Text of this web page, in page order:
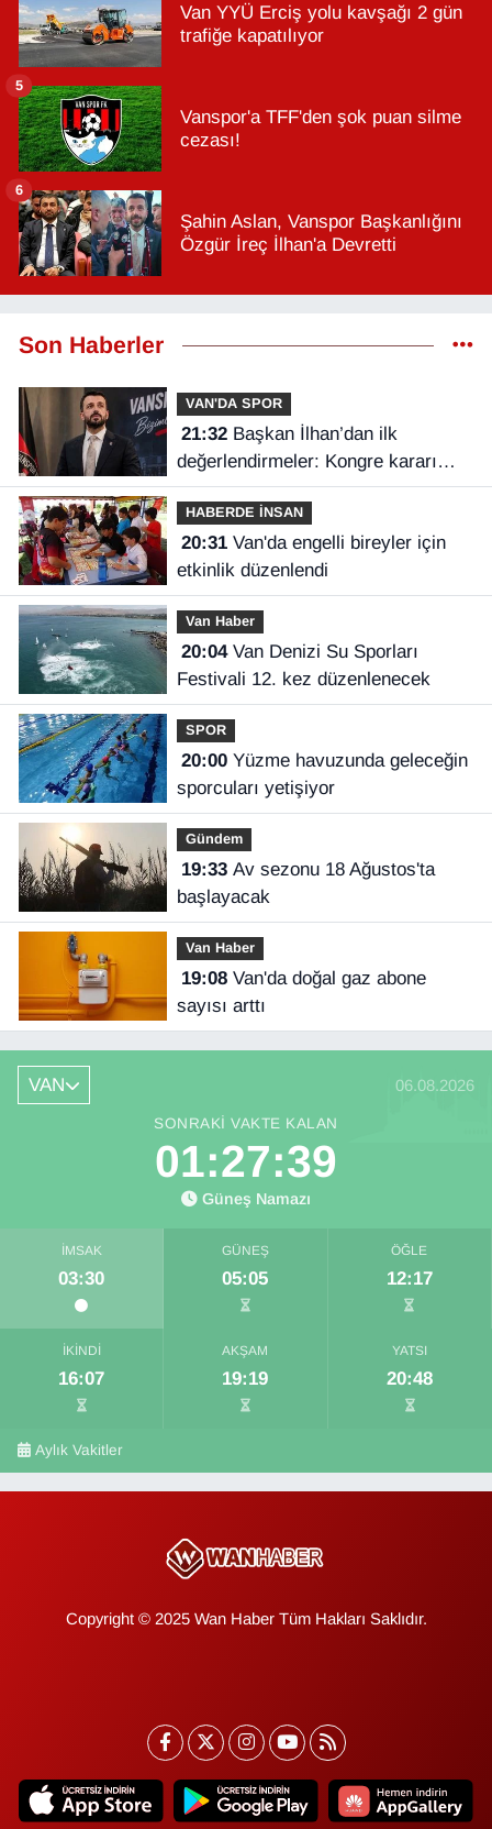
Van YYÜ Erciş yolu kavşağı 2 gün
trafiğe kapatılıyor
Vanspor'a TFF'den şok puan silme
cezası!
5
Şahin Aslan, Vanspor Başkanlığını
Özgür İreç İlhan'a Devretti
6
Son Haberler
VAN'DA SPOR
21:32Başkan İlhan’dan ilk
değerlendirmeler: Kongre kararı
Vanspor’u uçuruma sürükleyebilirdi!
HABERDE İNSAN
20:31Van'da engelli bireyler için
etkinlik düzenlendi
Van Haber
20:04Van Denizi Su Sporları
Festivali 12. kez düzenlenecek
SPOR
20:00Yüzme havuzunda geleceğin
sporcuları yetişiyor
Gündem
19:33Av sezonu 18 Ağustos'ta
başlayacak
Van Haber
19:08Van'da doğal gaz abone
sayısı arttı
VAN 06.08.2026
SONRAKI VAKTE KALAN
01:27:38
Güneş Namazı
İMSAK
03:30
GÜNEŞ
05:05
ÖĞLE
12:17
İKINDI
16:07
AKŞAM
19:19
YATSI
20:48
Aylık Vakitler
Copyright © 2025 Wan Haber Tüm Hakları Saklıdır.